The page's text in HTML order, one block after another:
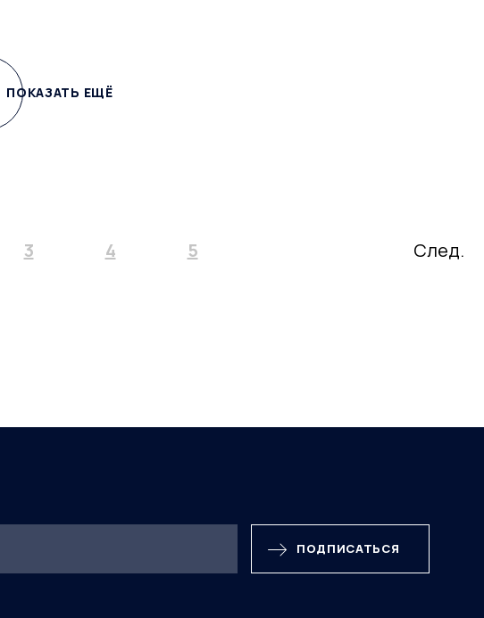
ПОКАЗАТЬ ЕЩЁ
3 4 5 След.
ПОДПИСАТЬСЯ